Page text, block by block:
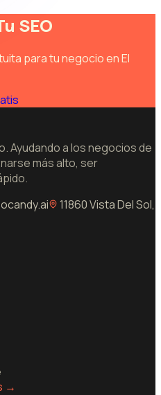
SEO
para tu negocio en El
Ayudando a los negocios de
más alto, ser
11860 Vista Del Sol,
→